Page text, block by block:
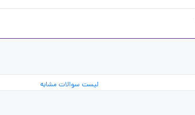
لیست سوالات مشابه